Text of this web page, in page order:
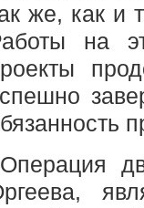
же, как и
на